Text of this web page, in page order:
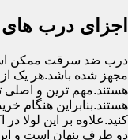
اجزای درب
درب ضد سرقت ممکن
مجهز شده باشد.هر یک از
هستند.مهم ترین و
هستند.بنابراین هنگام
کنید.علاوه بر این لولا
دو طرف پنهان است و